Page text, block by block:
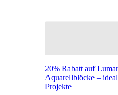
20% Rabatt auf
Aquarellblöcke –
Projekte